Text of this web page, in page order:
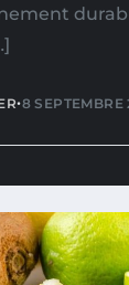
•8 SEPTEMBRE